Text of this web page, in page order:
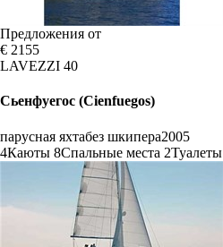
Предложения от
€ 2155
LAVEZZI 40
Сьенфуегос (Cienfuegos)
парусная яхтабез шкипера2005
4Каюты 8Спальные места 2Туалеты